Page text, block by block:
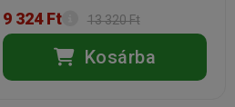
9 324 Ft 13 320 Ft
Kosárba